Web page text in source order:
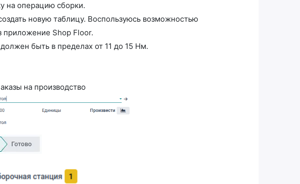
на операцию сборки.
новую таблицу. Воспользуюсь возможностью
приложение Shop Floor.
быть в пределах от 11 до 15 Нм.
на производство